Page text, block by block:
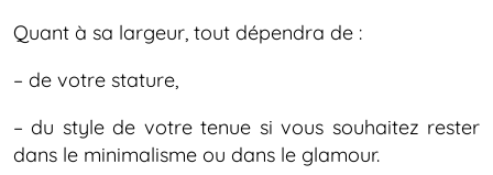
Quant à sa largeur, tout dépendra de :
– de votre stature,
– du style de votre tenue si vous souhaitez rester
dans le minimalisme ou dans le glamour.